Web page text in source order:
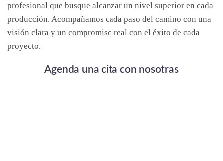
profesional que busque alcanzar un nivel superior en cada
producción. Acompañamos cada paso del camino con una
visión clara y un compromiso real con el éxito de cada
proyecto.
Agenda una cita con nosotras